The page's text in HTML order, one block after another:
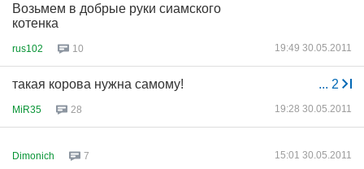
Возьмем в добрые руки сиамского
котенка
rus102 10 19:49 30.05.2011
... 2
такая корова нужна самому!
MiR35 28 19:28 30.05.2011
Dimonich 7 15:01 30.05.2011